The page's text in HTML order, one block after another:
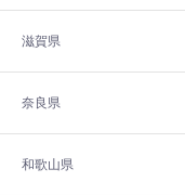
滋賀県
奈良県
和歌山県